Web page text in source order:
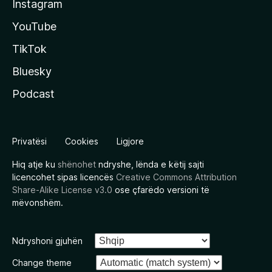
Instagram
YouTube
TikTok
Bluesky
Podcast
Privatësi Cookies Ligjore
Hiq atje ku shënohet ndryshe, lënda e këtij sajti
licencohet sipas licencës Creative Commons Attribution
Share-Alike License v3.0 ose çfarëdo versioni të
mëvonshëm.
Ndryshoni gjuhën
Change theme